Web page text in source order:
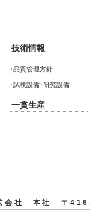
技術情報
･品質管理方針
･試験設備･研究設備
一貫生産
会社 本社 〒